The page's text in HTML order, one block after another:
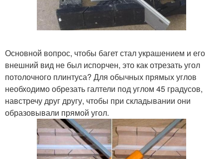
Основной вопрос, чтобы багет стал украшением и его
внешний вид не был испорчен, это как отрезать угол
потолочного плинтуса? Для обычных прямых углов
необходимо обрезать галтели под углом 45 градусов,
навстречу друг другу, чтобы при складывании они
образовывали прямой угол.